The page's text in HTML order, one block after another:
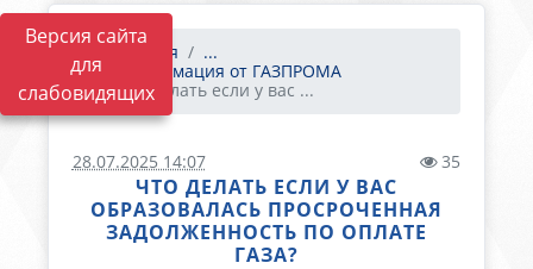
Версия сайта
для
слабовидящих
Главная
...
Информация от ГАЗПРОМА
Что делать если у вас ...
28.07.2025 14:07 35
ЧТО ДЕЛАТЬ ЕСЛИ У ВАС
ОБРАЗОВАЛАСЬ ПРОСРОЧЕННАЯ
ЗАДОЛЖЕННОСТЬ ПО ОПЛАТЕ
ГАЗА?